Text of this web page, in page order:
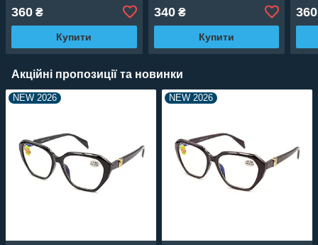
360 ₴
Купити
340₴
Купити
360
Акційні пропозиції та новинки
NEW 2026 NEW 2026